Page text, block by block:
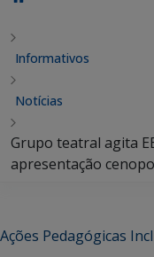
Informativos
Notícias
Grupo teatral agita
apresentação
Ações Pedagógicas